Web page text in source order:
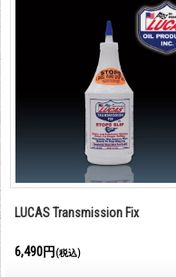
LUCAS Transmission Fix
6,490円 (税込)